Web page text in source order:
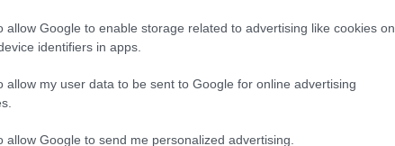
allow Google to enable storage related to advertising like cookies on
identifiers in apps.
allow my user data to be sent to Google for online advertising
allow Google to send me personalized advertising.
Καταστήματα: Πρεμιέρα για